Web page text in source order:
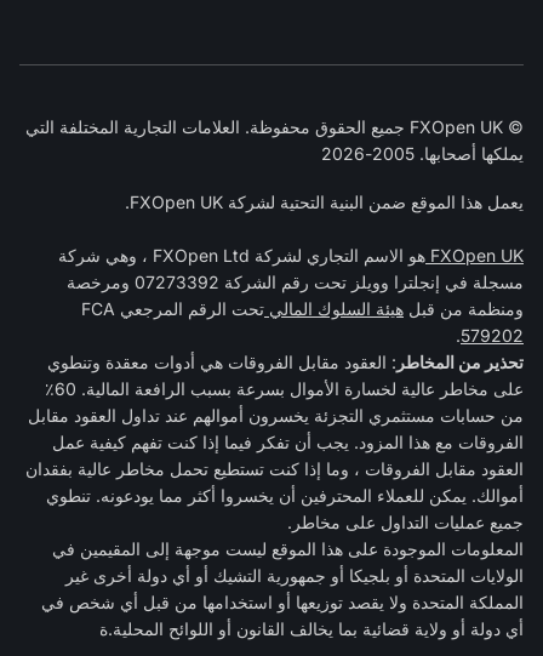
© FXOpen UK جميع الحقوق محفوظة. العلامات التجارية المختلفة التي
يملكها أصحابها. 2005-2026
يعمل هذا الموقع ضمن البنية التحتية لشركة FXOpen UK.
FXOpen UK
هو الاسم التجاري لشركة FXOpen Ltd ، وهي شركة
مسجلة في إنجلترا وويلز تحت رقم الشركة 07273392 ومرخصة
ومنظمة من قبل هيئة السلوك المالي تحت الرقم المرجعي FCA
579202
.
تحذير من المخاطر : العقود مقابل الفروقات هي أدوات معقدة وتنطوي
على مخاطر عالية لخسارة الأموال بسرعة بسبب الرافعة المالية. 60٪
من حسابات مستثمري التجزئة يخسرون أموالهم عند تداول العقود مقابل
الفروقات مع هذا المزود. يجب أن تفكر فيما إذا كنت تفهم كيفية عمل
العقود مقابل الفروقات ، وما إذا كنت تستطيع تحمل مخاطر عالية بفقدان
أموالك. يمكن للعملاء المحترفين أن يخسروا أكثر مما يودعونه. تنطوي
جميع عمليات التداول على مخاطر.
المعلومات الموجودة على هذا الموقع ليست موجهة إلى المقيمين في
الولايات المتحدة أو بلجيكا أو جمهورية التشيك أو أي دولة أخرى غير
المملكة المتحدة ولا يقصد توزيعها أو استخدامها من قبل أي شخص في
أي دولة أو ولاية قضائية بما يخالف القانون أو اللوائح المحلية.ة